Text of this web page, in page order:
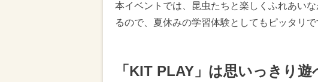
本イベントでは、昆虫たちと楽しくふれあい
るので、夏休みの学習体験としてもピッタリで
「KIT PLAY」は思いっきり